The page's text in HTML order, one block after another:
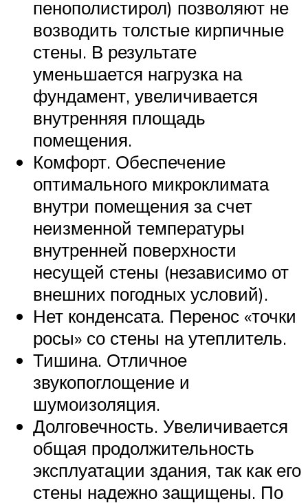
пенополистирол) позволяют не
возводить толстые кирпичные
стены. В результате
уменьшается нагрузка на
фундамент, увеличивается
внутренняя площадь
помещения.
Комфорт. Обеспечение
оптимального микроклимата
внутри помещения за счет
неизменной температуры
внутренней поверхности
несущей стены (независимо от
внешних погодных условий).
Нет конденсата. Перенос «точки
росы» со стены на утеплитель.
Тишина. Отличное
звукопоглощение и
шумоизоляция.
Долговечность. Увеличивается
общая продолжительность
эксплуатации здания, так как его
стены надежно защищены. По